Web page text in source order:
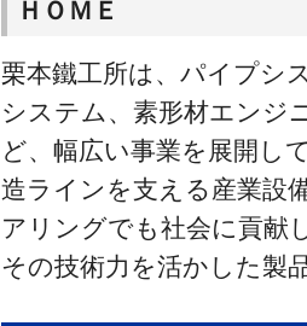
ＨＯＭＥ
栗本鐵工所は、パイプシ
システム、素形材エンジ
ど、幅広い事業を展開し
造ラインを支える産業設
アリングでも社会に貢献
その技術力を活かした製